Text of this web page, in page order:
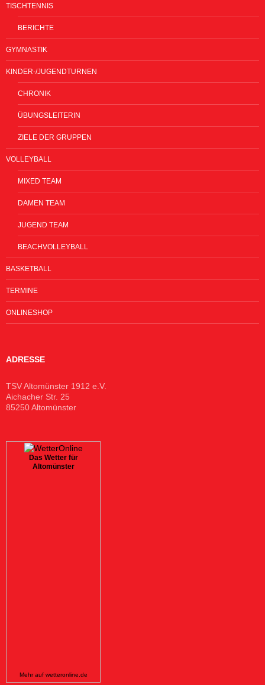
TISCHTENNIS
BERICHTE
GYMNASTIK
KINDER-/JUGENDTURNEN
CHRONIK
ÜBUNGSLEITERIN
ZIELE DER GRUPPEN
VOLLEYBALL
MIXED TEAM
DAMEN TEAM
JUGEND TEAM
BEACHVOLLEYBALL
BASKETBALL
TERMINE
ONLINESHOP
ADRESSE
TSV Altomünster 1912 e.V.
Aichacher Str. 25
85250 Altomünster
Das Wetter für
Altomünster
Mehr auf wetteronline.de